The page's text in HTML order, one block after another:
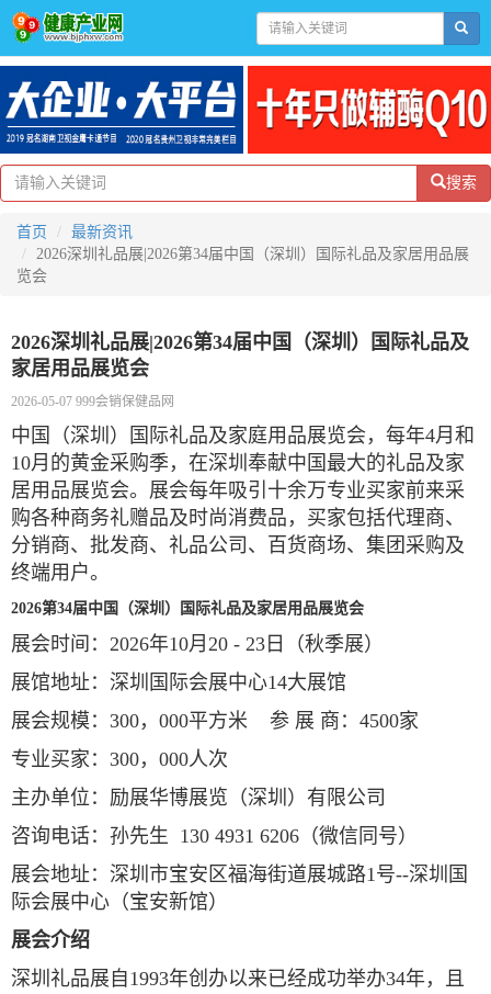
搜索
首页
最新资讯
2026深圳礼品展|2026第34届中国（深圳）国际礼品及家居用品展
览会
2026深圳礼品展|2026第34届中国（深圳）国际礼品及
家居用品展览会
2026-05-07 999会销保健品网
中国（深圳）国际礼品及家庭用品展览会，每年4月和
10月的黄金采购季，在深圳 奉献中国最大的礼品及家
居用品展览会。展会每年吸引十余万专业买家前来采
购各种商务礼赠品及时尚消费品，买家包括代理商、
分销商、批发商、礼品公司、百货商场、集团采购及
终端用户。
2026第34届中国（深圳）国际礼品及家居用品展览会
展会时间： 2026年10月 20 - 23 日（秋季展）
展馆地址：深圳国际会展中心14大展馆
展会规模： 300， 000平方米 参 展 商： 4500家
专业买家： 300， 000人次
主办单位：励展华博展览（深圳）有限公司
咨询电话：孙先生 130 4931 6206 （微信同号）
展会地址：深圳市宝安区福海街道展城路1号--深圳国
际会展中心（宝安新馆）
展会介绍
深圳礼品展自 1993年创办以来已经成功举办34年，且